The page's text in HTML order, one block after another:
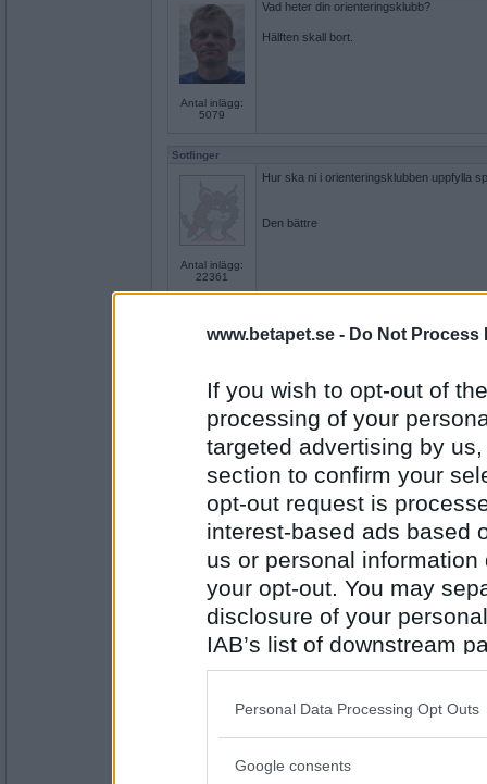
www.betapet.se - Do Not Process
If you wish to opt-out of
processing of your
targeted advertising by
section to confirm your
opt-out request is
interest-based ads based
us or personal
your opt-out. You may
disclosure of your
IAB’s list of downstream
also be disclosed by us
Downstream Participants
Please note that this
Personal Data Processing Opt Outs
Google consents
Antal inlägg:
5079
Vad heter din orienteringsklubb?
Hälften skall bort.
Sotfinger
Antal inlägg:
22361
Hur ska ni i orienteringsklubben uppfylla
Den bättre
Antal inlägg:
34614
Vilken av dina friare valde du till slut?
Greta grus
Antal inlägg:
27944
Varför har du låtit skägget växa?
För det är så jobbigt när snön smälter.
Ruckzuck